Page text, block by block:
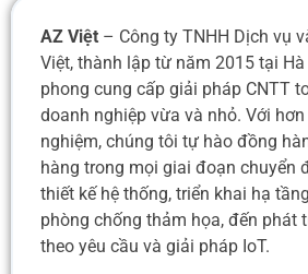
AZ Việt – Công ty TNHH Dịch vụ
Việt, thành lập từ năm 2015 tại
phong cung cấp giải pháp CNTT
doanh nghiệp vừa và nhỏ. Với
nghiệm, chúng tôi tự hào đồng
hàng trong mọi giai đoạn chuyển
thiết kế hệ thống, triển khai hạ
phòng chống thảm họa, đến phát
theo yêu cầu và giải pháp IoT.